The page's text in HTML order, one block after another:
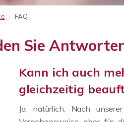
FAQ
Sie
Kann ich auch
gleichzeitig
Ja, natürlich. Nach